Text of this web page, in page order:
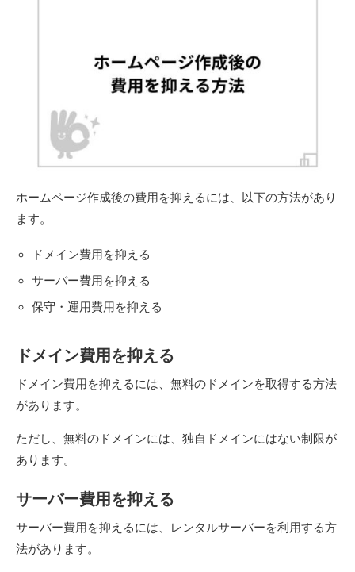
ホームページ作成後の費用を抑えるには、以下の方法があり
ます。
ドメイン費用を抑える
サーバー費用を抑える
保守・運用費用を抑える
ドメイン費用を抑える
ドメイン費用を抑えるには、無料のドメインを取得する方法
があります。
ただし、無料のドメインには、独自ドメインにはない制限が
あります。
サーバー費用を抑える
サーバー費用を抑えるには、レンタルサーバーを利用する方
法があります。